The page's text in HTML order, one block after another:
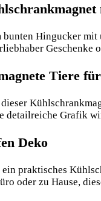
Hingucker
Tiere
detailreiche Grafik
Deko
praktisches
oder zu Hause,